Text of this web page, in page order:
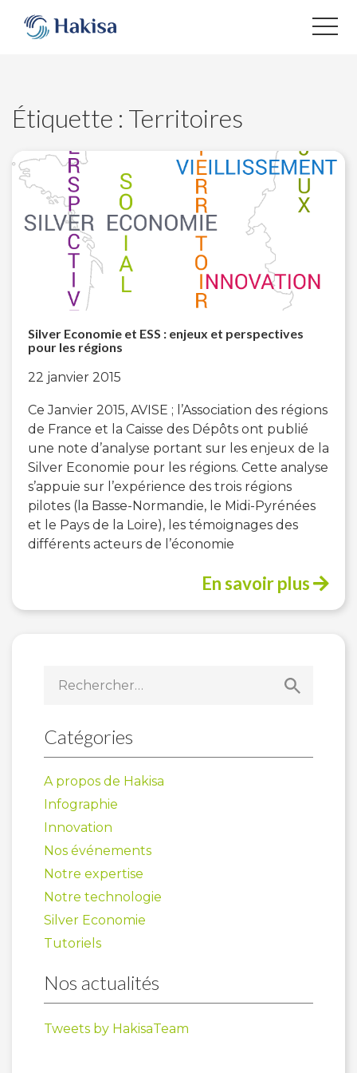
contenu
Étiquette : Territoires
Silver Economie et ESS : enjeux et perspectives
pour les régions
22 janvier 2015
Ce Janvier 2015, AVISE ; l’Association des régions
de France et la Caisse des Dépôts ont publié
une note d’analyse portant sur les enjeux de la
Silver Economie pour les régions. Cette analyse
s’appuie sur l’expérience des trois régions
pilotes (la Basse-Normandie, le Midi-Pyrénées
et le Pays de la Loire), les témoignages des
différents acteurs de l’économie
En savoir plus
Catégories
A propos de Hakisa
Infographie
Innovation
Nos événements
Notre expertise
Notre technologie
Silver Economie
Tutoriels
Nos actualités
Tweets by HakisaTeam